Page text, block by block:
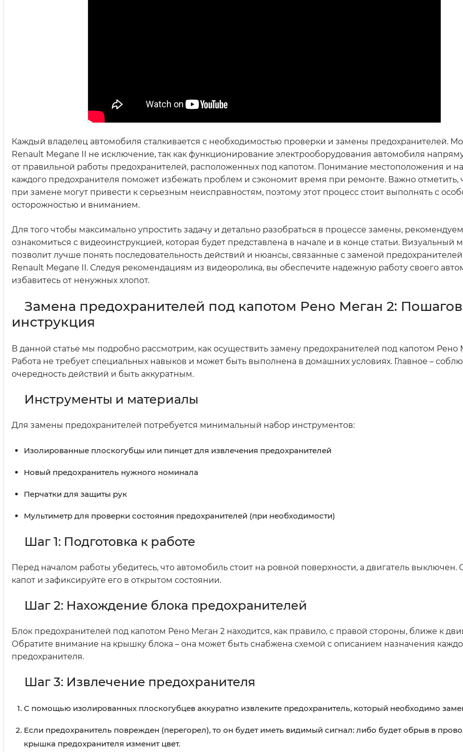
Каждый владелец автомобиля сталкивается с необходимостью проверки и замены предохранителей.
Renault Megane II не исключение, так как функционирование электрооборудования автомобиля
от правильной работы предохранителей, расположенных под капотом. Понимание местоположения и
каждого предохранителя поможет избежать проблем и сэкономит время при ремонте. Важно отметить,
при замене могут привести к серьезным неисправностям, поэтому этот процесс стоит выполнять с
осторожностью и вниманием.
Для того чтобы максимально упростить задачу и детально разобраться в процессе замены, рекомендуем
ознакомиться с видеоинструкцией, которая будет представлена в начале и в конце статьи. Визуальный
позволит лучше понять последовательность действий и нюансы, связанные с заменой
Renault Megane II. Следуя рекомендациям из видеоролика, вы обеспечите надежную работу своего
избавитесь от ненужных хлопот.
Замена предохранителей под капотом Рено Меган 2:
инструкция
В данной статье мы подробно рассмотрим, как осуществить замену предохранителей под капотом Рено
Работа не требует специальных навыков и может быть выполнена в домашних условиях. Главное –
очередность действий и быть аккуратным.
Инструменты и материалы
Для замены предохранителей потребуется минимальный набор инструментов:
Изолированные плоскогубцы или пинцет для извлечения предохранителей
Новый предохранитель нужного номинала
Перчатки для защиты рук
Мультиметр для проверки состояния предохранителей (при необходимости)
Шаг 1: Подготовка к работе
Перед началом работы убедитесь, что автомобиль стоит на ровной поверхности, а двигатель выключен.
капот и зафиксируйте его в открытом состоянии.
Шаг 2: Нахождение блока предохранителей
Блок предохранителей под капотом Рено Меган 2 находится, как правило, с правой стороны, ближе к
Обратите внимание на крышку блока – она может быть снабжена схемой с описанием назначения
предохранителя.
Шаг 3: Извлечение предохранителя
С помощью изолированных плоскогубцев аккуратно извлеките предохранитель, который необходимо
Если предохранитель поврежден (перегорел), то он будет иметь видимый сигнал: либо будет обрыв в
крышка предохранителя изменит цвет.